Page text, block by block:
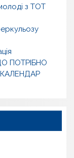
з ТОТ
ПОТРІБНО